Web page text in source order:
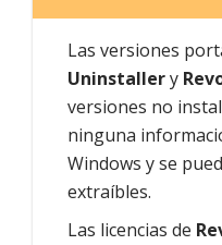
Las versiones
Uninstallery
versiones no
ninguna
Windows y se
extraíbles.
Las licencias de